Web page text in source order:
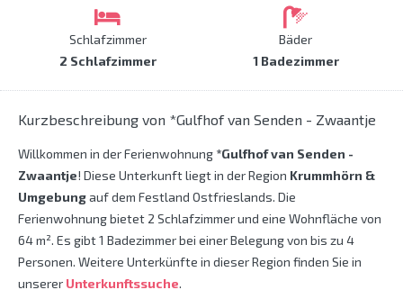
Schlafzimmer
2 Schlafzimmer
Bäder
1 Badezimmer
Kurzbeschreibung von *Gulfhof van Senden - Zwaantje
Willkommen in der Ferienwohnung *Gulfhof van Senden -
Zwaantje! Diese Unterkunft liegt in der Region Krummhörn &
Umgebungauf dem Festland Ostfrieslands. Die
Ferienwohnung bietet 2 Schlafzimmer und eine Wohnfläche von
64 m². Es gibt 1 Badezimmer bei einer Belegung von bis zu 4
Personen. Weitere Unterkünfte in dieser Region finden Sie in
unserer Unterkunftssuche.